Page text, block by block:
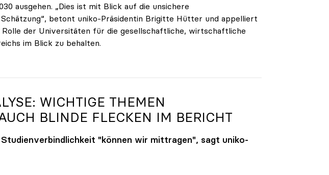
ausgehen. „Dies ist mit Blick auf die unsichere
betont uniko-Präsidentin Brigitte Hütter und appelliert
Rolle der Universitäten für die gesellschaftliche, wirtschaftliche
im Blick zu behalten.
sind
WICHTIGE THEMEN
BLINDE FLECKEN IM BERICHT
"können wir mittragen", sagt uniko-